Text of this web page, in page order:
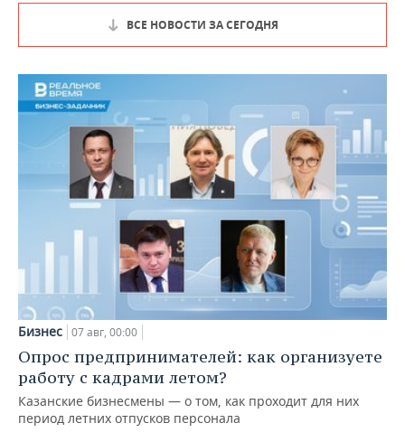
ВСЕ НОВОСТИ ЗА СЕГОДНЯ
Бизнес 07 авг, 00:00
Опрос предпринимателей: как организуете
работу с кадрами летом?
Казанские бизнесмены — о том, как проходит для них
период летних отпусков персонала